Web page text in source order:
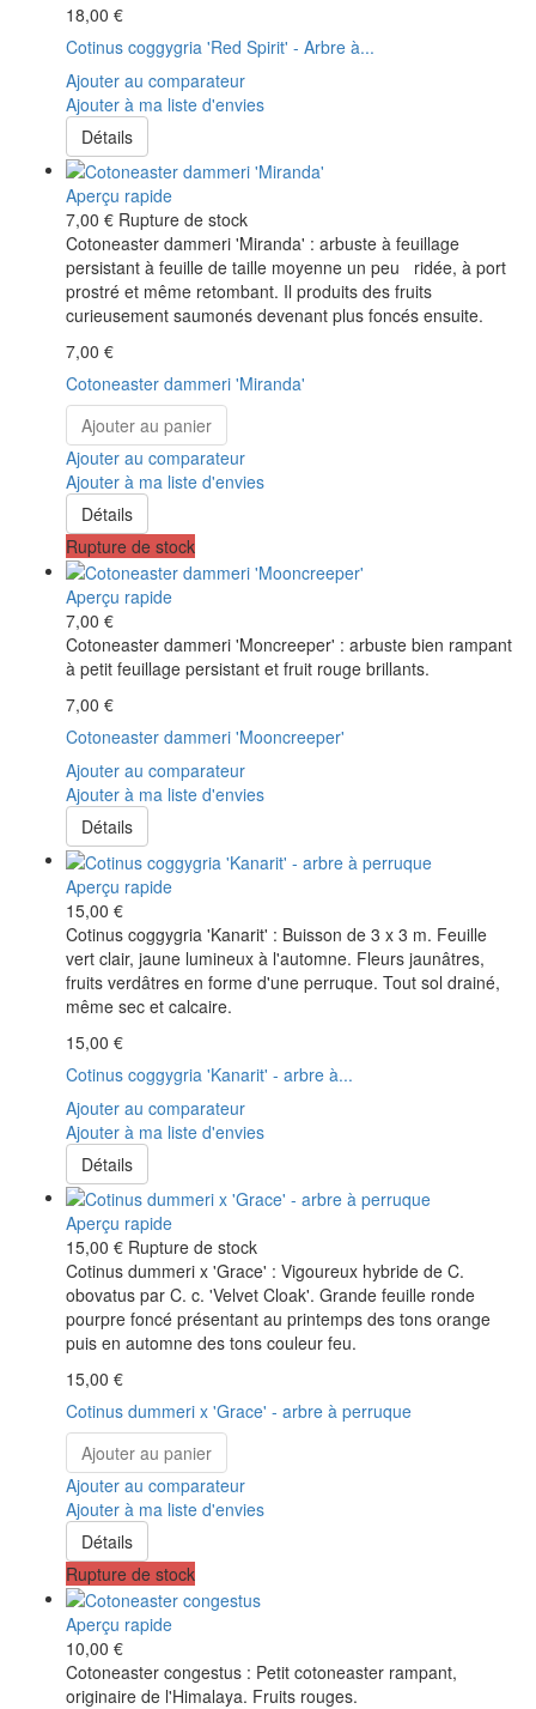
18,00 €
Cotinus coggygria 'Red Spirit' - Arbre à...
Ajouter au comparateur
Ajouter à ma liste d'envies
Détails
Aperçu rapide
7,00 € Rupture de stock
Cotoneaster dammeri 'Miranda' : arbuste à feuillage
persistant à feuille de taille moyenne un peu ridée, à port
prostré et même retombant. Il produits des fruits
curieusement saumonés devenant plus foncés ensuite.
7,00 €
Cotoneaster dammeri 'Miranda'
Ajouter au panier
Ajouter au comparateur
Ajouter à ma liste d'envies
Détails
Rupture de stock
Aperçu rapide
7,00 €
Cotoneaster dammeri 'Moncreeper' : arbuste bien rampant
à petit feuillage persistant et fruit rouge brillants.
7,00 €
Cotoneaster dammeri 'Mooncreeper'
Ajouter au comparateur
Ajouter à ma liste d'envies
Détails
Aperçu rapide
15,00 €
Cotinus coggygria 'Kanarit' : Buisson de 3 x 3 m. Feuille
vert clair, jaune lumineux à l'automne. Fleurs jaunâtres,
fruits verdâtres en forme d'une perruque. Tout sol drainé,
même sec et calcaire.
15,00 €
Cotinus coggygria 'Kanarit' - arbre à...
Ajouter au comparateur
Ajouter à ma liste d'envies
Détails
Aperçu rapide
15,00 € Rupture de stock
Cotinus dummeri x 'Grace' : Vigoureux hybride de C.
obovatus par C. c. 'Velvet Cloak'. Grande feuille ronde
pourpre foncé présentant au printemps des tons orange
puis en automne des tons couleur feu.
15,00 €
Cotinus dummeri x 'Grace' - arbre à perruque
Ajouter au panier
Ajouter au comparateur
Ajouter à ma liste d'envies
Détails
Rupture de stock
Aperçu rapide
10,00 €
Cotoneaster congestus : Petit cotoneaster rampant,
originaire de l'Himalaya. Fruits rouges.